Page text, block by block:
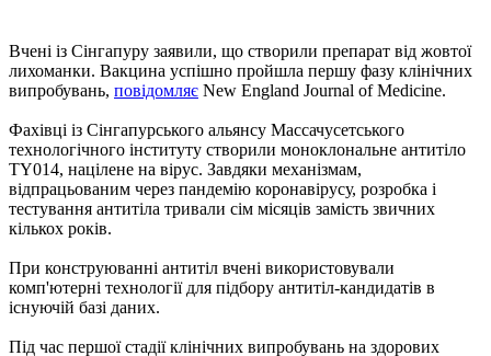
Вчені із Сінгапуру заявили, що створили препарат від жовтої
лихоманки. Вакцина успішно пройшла першу фазу клінічних
випробувань, повідомляє New England Journal of Medicine.
Фахівці із Сінгапурського альянсу Массачусетського
технологічного інституту створили моноклональне антитіло
TY014, націлене на вірус. Завдяки механізмам,
відпрацьованим через пандемію коронавірусу, розробка і
тестування антитіла тривали сім місяців замість звичних
кількох років.
При конструюванні антитіл вчені використовували
комп'ютерні технології для підбору антитіл-кандидатів в
існуючій базі даних.
Під час першої стадії клінічних випробувань на здорових